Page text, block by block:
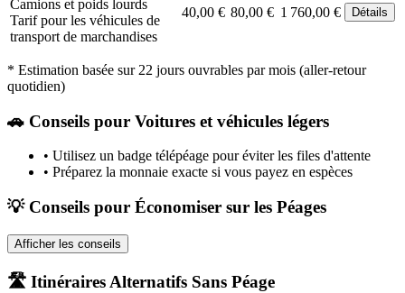
Camions et poids lourds
Tarif pour les véhicules de
transport de marchandises
40,00 € 80,00 € 1 760,00 € Détails
* Estimation basée sur 22 jours ouvrables par mois (aller-retour
quotidien)
🚗 Conseils pour Voitures et véhicules légers
• Utilisez un badge télépéage pour éviter les files d'attente
• Préparez la monnaie exacte si vous payez en espèces
💡 Conseils pour Économiser sur les Péages
Afficher les conseils
🛣️ Itinéraires Alternatifs Sans Péage